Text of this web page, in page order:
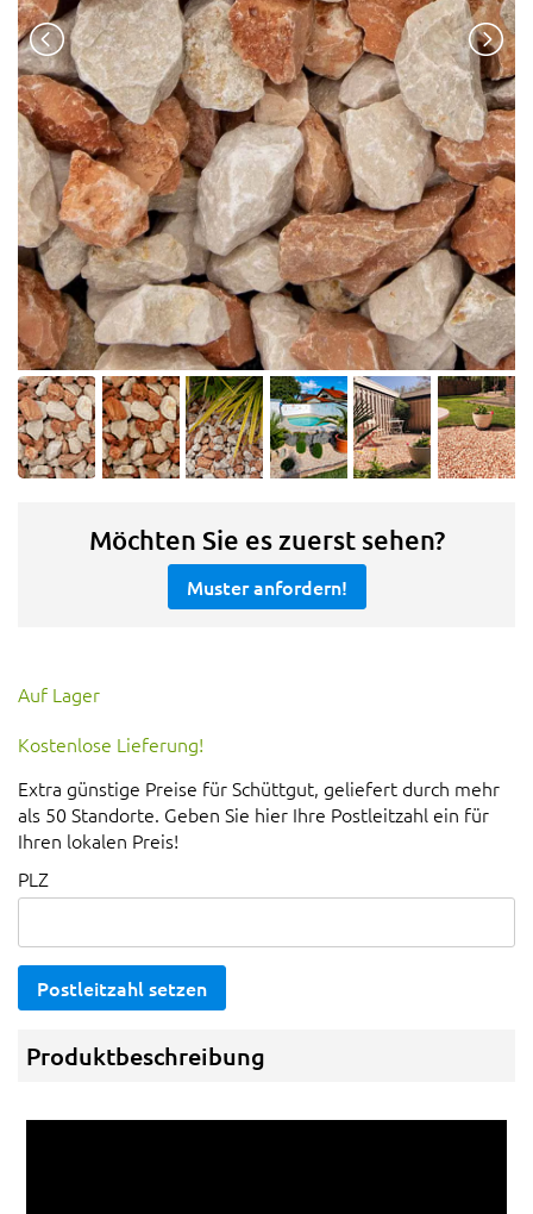
Möchten Sie es zuerst sehen?
Muster anfordern!
Auf Lager
Kostenlose Lieferung!
Extra günstige Preise für Schüttgut, geliefert durch mehr
als 50 Standorte. Geben Sie hier Ihre Postleitzahl ein für
Ihren lokalen Preis!
PLZ
Postleitzahl setzen
Produktbeschreibung